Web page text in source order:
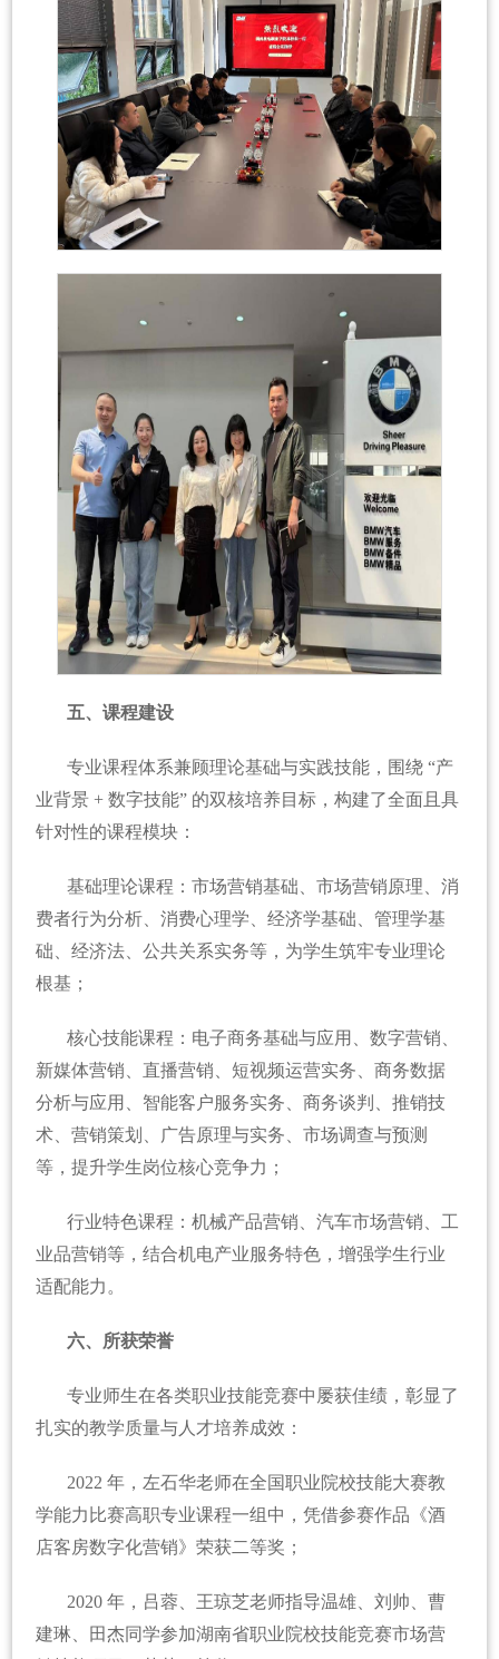
五、课程建设
专业课程体系兼顾理论基础与实践技能，围绕 “产
业背景 + 数字技能” 的双核培养目标，构建了全面且具
针对性的课程模块：
基础理论课程：市场营销基础、市场营销原理、消
费者行为分析、消费心理学、经济学基础、管理学基
础、经济法、公共关系实务等，为学生筑牢专业理论
根基；
核心技能课程：电子商务基础与应用、数字营销、
新媒体营销、直播营销、短视频运营实务、商务数据
分析与应用、智能客户服务实务、商务谈判、推销技
术、营销策划、广告原理与实务、市场调查与预测
等，提升学生岗位核心竞争力；
行业特色课程：机械产品营销、汽车市场营销、工
业品营销等，结合机电产业服务特色，增强学生行业
适配能力。
六、所获荣誉
专业师生在各类职业技能竞赛中屡获佳绩，彰显了
扎实的教学质量与人才培养成效：
2022 年，左石华老师在全国职业院校技能大赛教
学能力比赛高职专业课程一组中，凭借参赛作品《酒
店客房数字化营销》荣获二等奖；
2020 年，吕蓉、王琼芝老师指导温雄、刘帅、曹
建琳、田杰同学参加湖南省职业院校技能竞赛市场营